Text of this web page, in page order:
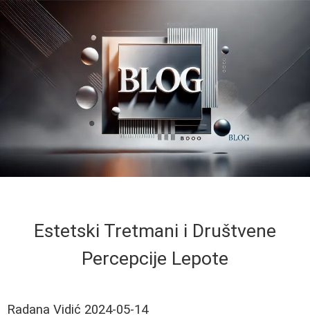
Estetski Tretmani i Društvene
Percepcije Lepote
Radana Vidić 2024-05-14